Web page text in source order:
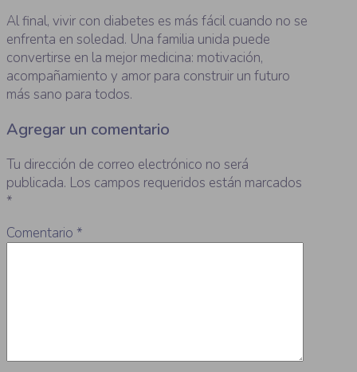
Al final, vivir con diabetes es más fácil cuando no se
enfrenta en soledad. Una familia unida puede
convertirse en la mejor medicina: motivación,
acompañamiento y amor para construir un futuro
más sano para todos.
Agregar un comentario
Tu dirección de correo electrónico no será
publicada. Los campos requeridos están marcados
*
Comentario *